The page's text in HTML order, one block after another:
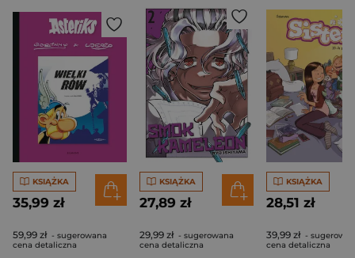
KSIĄŻKA
35,99 zł
59,99 zł - sugerowana
cena detaliczna
KSIĄŻKA
27,89 zł
29,99 zł - sugerowana
cena detaliczna
KSIĄŻKA
28,51 zł
39,99 zł -
cena detaliczna